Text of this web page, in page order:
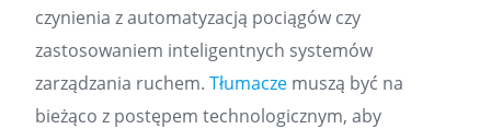
czynienia z automatyzacją pociągów czy
zastosowaniem inteligentnych systemów
zarządzania ruchem. Tłumacze muszą być na
bieżąco z postępem technologicznym, aby